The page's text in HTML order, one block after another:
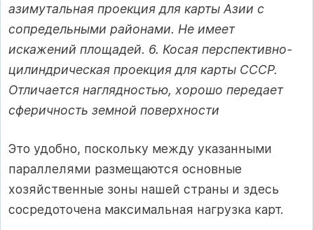
азимутальная проекция для карты Азии с
сопредельными районами. Не имеет
искажений площадей. 6. Косая перспективно-
цилиндрическая проекция для карты СССР.
Отличается наглядностью, хорошо передает
сферичность земной поверхности
Это удобно, поскольку между указанными
параллелями размещаются основные
хозяйственные зоны нашей страны и здесь
сосредоточена максимальная нагрузка карт.